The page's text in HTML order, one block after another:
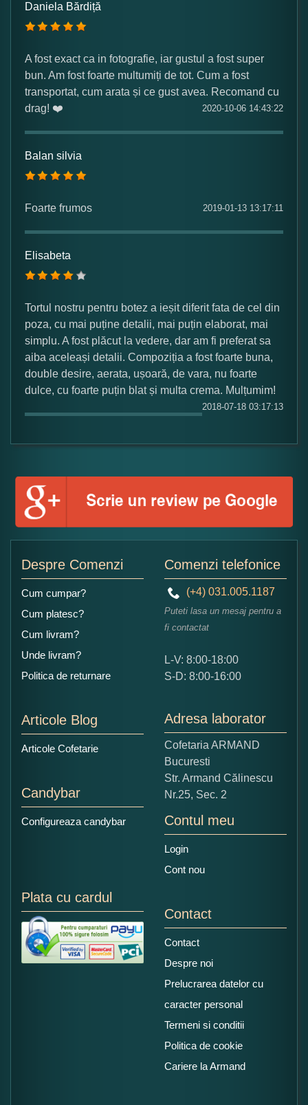
Numele dumneavoastra:
Adaugati o parere despre acest produs:
Nu tocmai bun
Excelent!
Copiati alaturi numarul din imagine:
Daniela Bărdiță
A fost exact ca in fotografie, iar gustul a fost super
bun. Am fost foarte multumiți de tot. Cum a fost
transportat, cum arata și ce gust avea. Recomand cu
drag! ❤️
2020-10-06 14:43:22
Balan silvia
Foarte frumos 2019-01-13 13:17:11
Elisabeta
Tortul nostru pentru botez a ieșit diferit fata de cel din
poza, cu mai puține detalii, mai puțin elaborat, mai
simplu. A fost plăcut la vedere, dar am fi preferat sa
aiba aceleași detalii. Compoziția a fost foarte buna,
double desire, aerata, ușoară, de vara, nu foarte
dulce, cu foarte puțin blat și multa crema. Mulțumim!
2018-07-18 03:17:13
Despre Comenzi
Cum cumpar?
Cum platesc?
Cum livram?
Unde livram?
Politica de returnare
Articole Blog
Articole Cofetarie
Candybar
Configureaza candybar
Comenzi telefonice
(+4) 031.005.1187
Puteti lasa un mesaj pentru a
fi contactat
L-V: 8:00-18:00
S-D: 8:00-16:00
Adresa laborator
Cofetaria ARMAND
Bucuresti
Str. Armand Călinescu
Nr.25, Sec. 2
Contul meu
Login
Cont nou
Plata cu cardul
Contact
Contact
Despre noi
Prelucrarea datelor cu
caracter personal
Termeni si conditii
Politica de cookie
Cariere la Armand